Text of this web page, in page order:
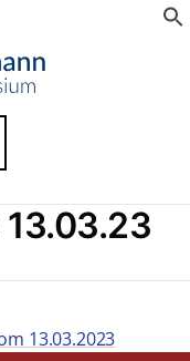
13.03.2023